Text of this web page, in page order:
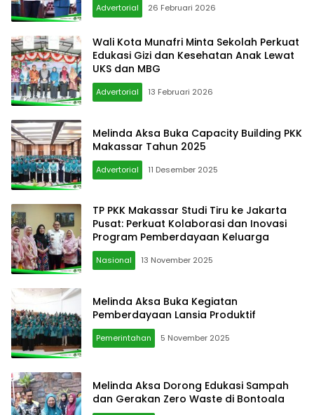
Advertorial 26 Februari 2026
Wali Kota Munafri Minta Sekolah Perkuat
Edukasi Gizi dan Kesehatan Anak Lewat
UKS dan MBG
Advertorial 13 Februari 2026
Melinda Aksa Buka Capacity Building PKK
Makassar Tahun 2025
Advertorial 11 Desember 2025
TP PKK Makassar Studi Tiru ke Jakarta
Pusat: Perkuat Kolaborasi dan Inovasi
Program Pemberdayaan Keluarga
Nasional 13 November 2025
Melinda Aksa Buka Kegiatan
Pemberdayaan Lansia Produktif
Pemerintahan 5 November 2025
Melinda Aksa Dorong Edukasi Sampah
dan Gerakan Zero Waste di Bontoala